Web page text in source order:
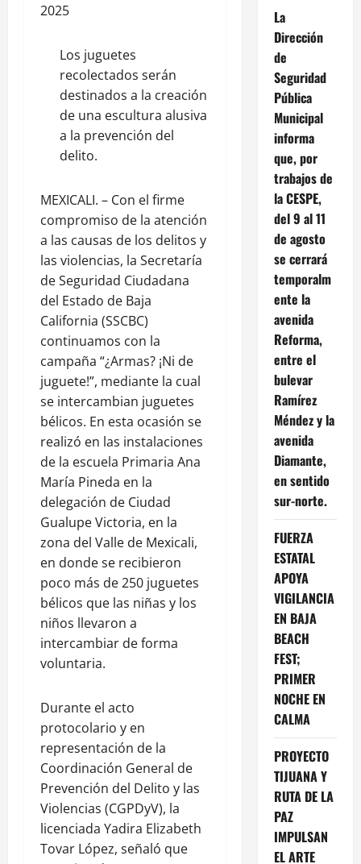
2025
Los juguetes
recolectados serán
destinados a la creación
de una escultura alusiva
a la prevención del
delito.
MEXICALI. – Con el firme
compromiso de la atención
a las causas de los delitos y
las violencias, la Secretaría
de Seguridad Ciudadana
del Estado de Baja
California (SSCBC)
continuamos con la
campaña “¿Armas? ¡Ni de
juguete!”, mediante la cual
se intercambian juguetes
bélicos. En esta ocasión se
realizó en las instalaciones
de la escuela Primaria Ana
María Pineda en la
delegación de Ciudad
Gualupe Victoria, en la
zona del Valle de Mexicali,
en donde se recibieron
poco más de 250 juguetes
bélicos que las niñas y los
niños llevaron a
intercambiar de forma
voluntaria.
Durante el acto
protocolario y en
representación de la
Coordinación General de
Prevención del Delito y las
Violencias (CGPDyV), la
licenciada Yadira Elizabeth
Tovar López, señaló que
La
Dirección
de
Seguridad
Pública
Municipal
informa
que, por
trabajos de
la CESPE,
del 9 al 11
de agosto
se cerrará
temporalm
ente la
avenida
Reforma,
entre el
bulevar
Ramírez
Méndez y la
avenida
Diamante,
en sentido
sur-norte.
FUERZA
ESTATAL
APOYA
VIGILANCIA
EN BAJA
BEACH
FEST;
PRIMER
NOCHE EN
CALMA
PROYECTO
TIJUANA Y
RUTA DE LA
PAZ
IMPULSAN
EL ARTE